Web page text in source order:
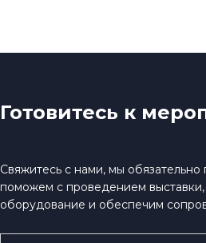
Готовитесь к
Свяжитесь с нами, мы
поможем с проведением
оборудование и обеспечим